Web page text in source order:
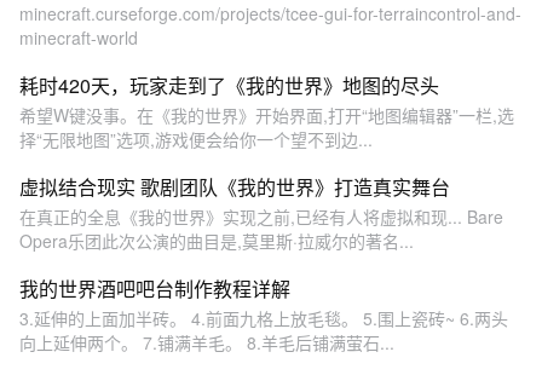
minecraft.curseforge.com/projects/tcee-gui-for-terraincontrol-and-
minecraft-world
耗时420天，玩家走到了《我的世界》地图的尽头
希望W键没事。在《我的世界》开始界面,打开“地图编辑器”一栏,选
择“无限地图”选项,游戏便会给你一个望不到边...
虚拟结合现实 歌剧团队《我的世界》打造真实舞台
在真正的全息《我的世界》实现之前,已经有人将虚拟和现... Bare
Opera乐团此次公演的曲目是,莫里斯·拉威尔的著名...
我的世界酒吧吧台制作教程详解
3.延伸的上面加半砖。 4.前面九格上放毛毯。 5.围上瓷砖~ 6.两头
向上延伸两个。 7.铺满羊毛。 8.羊毛后铺满萤石...